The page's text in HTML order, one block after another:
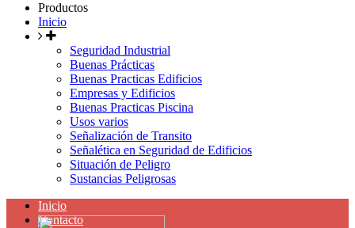
Productos
Inicio
Seguridad Industrial
Buenas Prácticas
Buenas Practicas Edificios
Empresas y Edificios
Buenas Practicas Piscina
Usos varios
Señalización de Transito
Señalética en Seguridad de Edificios
Situación de Peligro
Sustancias Peligrosas
Inicio
Contacto